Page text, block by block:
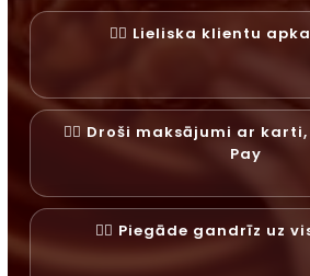
✓⃝ Lieliska klientu
✓⃝ Droši maksājumi ar karti,
Pay
✓⃝ Piegāde gandrīz uz